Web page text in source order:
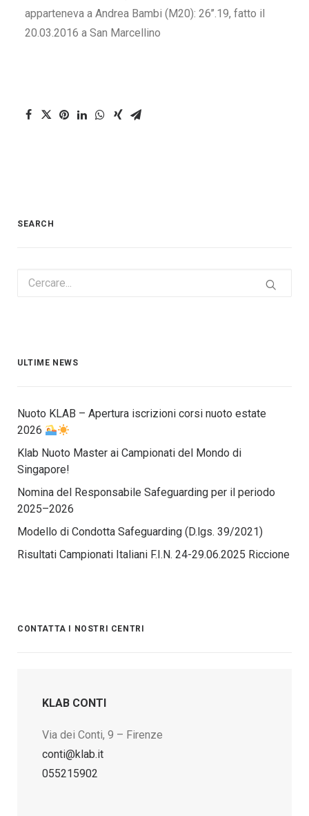
apparteneva a Andrea Bambi (M20): 26’’.19, fatto il
20.03.2016 a San Marcellino
SEARCH
ULTIME NEWS
Nuoto KLAB – Apertura iscrizioni corsi nuoto estate
2026
Klab Nuoto Master ai Campionati del Mondo di
Singapore!
Nomina del Responsabile Safeguarding per il periodo
2025–2026
Modello di Condotta Safeguarding (D.lgs. 39/2021)
Risultati Campionati Italiani F.I.N. 24-29.06.2025 Riccione
CONTATTA I NOSTRI CENTRI
KLAB CONTI
Via dei Conti, 9 – Firenze
conti@klab.it
055215902